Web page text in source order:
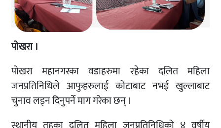
पोखरा ।
पोखरा महानगरका वडाहरुमा रहेका दलित महिला
जनप्रतिनिधिले आफुहरुलाई कोटाबाट नभई खुल्लाबाट
चुनाव लड्न दिनुपर्ने माग गरेका छन् ।